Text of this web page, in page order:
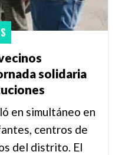
solidaria
en simultáneo en
centros de
del distrito. El